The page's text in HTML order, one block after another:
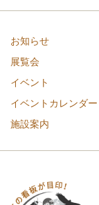
お知らせ
展覧会
イベント
イベントカレンダー
施設案内